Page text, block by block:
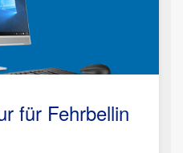
für Fehrbellin